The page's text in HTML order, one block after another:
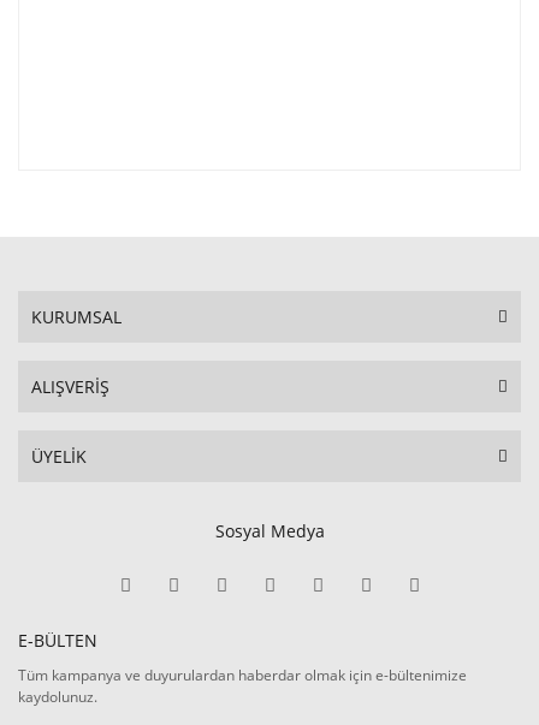
KURUMSAL
ALIŞVERİŞ
ÜYELİK
Sosyal Medya
E-BÜLTEN
Tüm kampanya ve duyurulardan haberdar olmak için e-bültenimize
kaydolunuz.